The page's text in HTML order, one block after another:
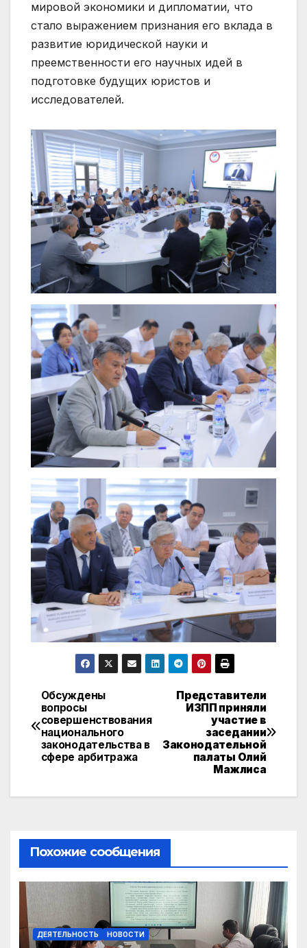
мировой экономики и дипломатии, что
стало выражением признания его вклада в
развитие юридической науки и
преемственности его научных идей в
подготовке будущих юристов и
исследователей.
Навигация
по
записям
Представители
ИЗПП приняли
участие в
заседании
Законодательной
палаты Олий
Мажлиса
Обсуждены
вопросы
совершенствования
национального
законодательства в
сфере арбитража
Похожие сообщения
ДЕЯТЕЛЬНОСТЬ НОВОСТИ